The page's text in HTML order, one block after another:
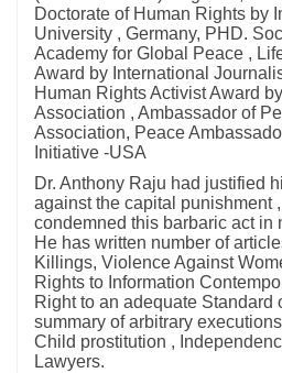
Doctorate of Human Rights by
University , Germany, PHD.
Academy for Global Peace ,
Award by International
Human Rights Activist Award
Association , Ambassador of
Association, Peace
Initiative -USA
Dr. Anthony Raju had justified
against the capital punishment
condemned this barbaric act in
He has written number of
Killings, Violence Against
Rights to Information
Right to an adequate Standard
summary of arbitrary
Child prostitution ,
Lawyers.